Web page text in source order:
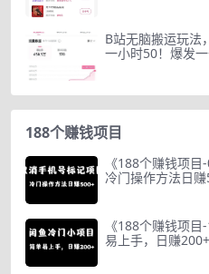
B站无脑搬运玩法
一小时50！爆发
188个赚钱项目
《188个赚钱项目
冷门操作方法日
《188个赚钱项
易上手，日赚200+